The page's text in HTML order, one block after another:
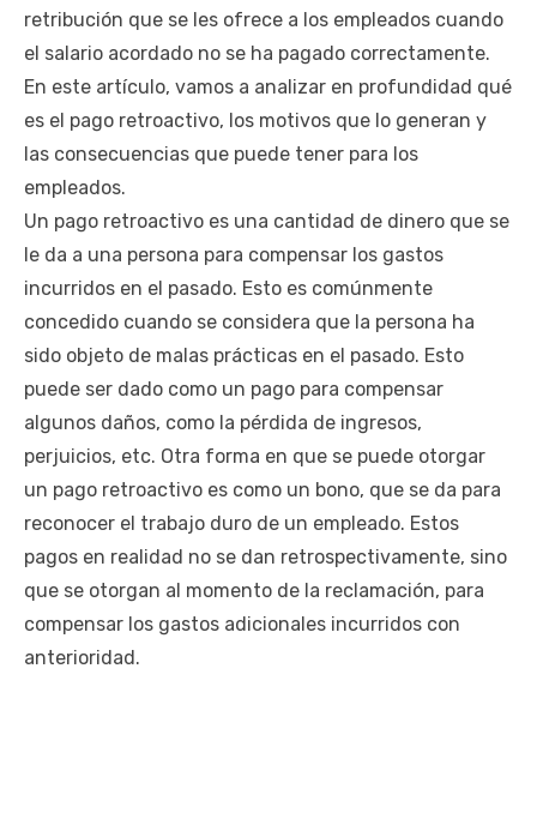
retribución que se les ofrece a los empleados cuando
el salario acordado no se ha pagado correctamente.
En este artículo, vamos a analizar en profundidad qué
es el pago retroactivo, los motivos que lo generan y
las consecuencias que puede tener para los
empleados.
Un pago retroactivo es una cantidad de dinero que se
le da a una persona para compensar los gastos
incurridos en el pasado. Esto es comúnmente
concedido cuando se considera que la persona ha
sido objeto de malas prácticas en el pasado. Esto
puede ser dado como un pago para compensar
algunos daños, como la pérdida de ingresos,
perjuicios, etc. Otra forma en que se puede otorgar
un pago retroactivo es como un bono, que se da para
reconocer el trabajo duro de un empleado. Estos
pagos en realidad no se dan retrospectivamente, sino
que se otorgan al momento de la reclamación, para
compensar los gastos adicionales incurridos con
anterioridad.